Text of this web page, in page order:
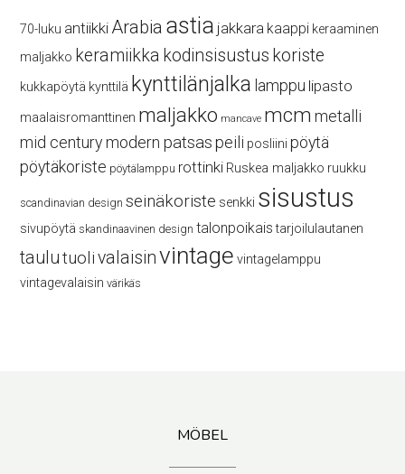
70-luku antiikki Arabia astia jakkara kaappi keraaminen
maljakko keramiikka kodinsisustus koriste
kukkapöytä kynttilä kynttilänjalka lamppu lipasto
maalaisromanttinen maljakko mancave mcm metalli
mid century modern patsaspeili posliini pöytä
pöytäkoriste pöytälamppu rottinki Ruskea maljakko ruukku
scandinavian design seinäkoriste senkki sisustus
sivupöytä skandinaavinen design talonpoikais tarjoilulautanen
taulutuolivalaisinvintage vintagelamppu
vintagevalaisin värikäs
MÖBEL